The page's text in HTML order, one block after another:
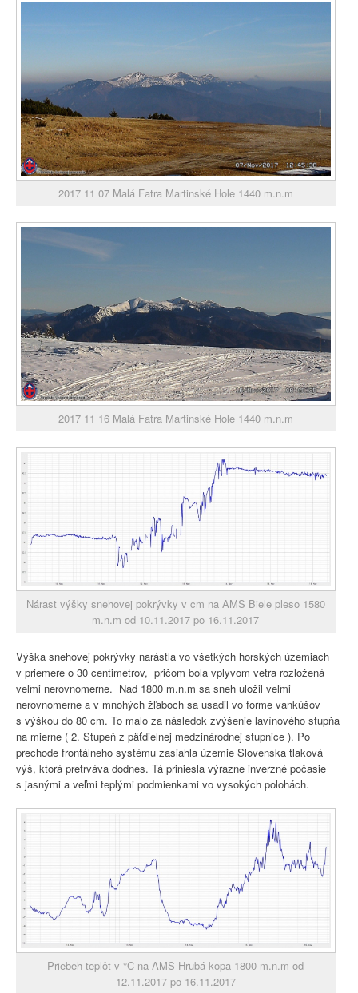
2017 11 07 Malá Fatra Martinské Hole 1440 m.n.m
2017 11 16 Malá Fatra Martinské Hole 1440 m.n.m
Nárast výšky snehovej pokrývky v cm na AMS Biele pleso 1580
m.n.m od 10.11.2017 po 16.11.2017
Výška snehovej pokrývky narástla vo všetkých horských územiach
v priemere o 30 centimetrov, pričom bola vplyvom vetra rozložená
veľmi nerovnomerne. Nad 1800 m.n.m sa sneh uložil veľmi
nerovnomerne a v mnohých žľaboch sa usadil vo forme vankúšov
s výškou do 80 cm. To malo za následok zvýšenie lavínového stupňa
na mierne ( 2. Stupeň z päťdielnej medzinárodnej stupnice ). Po
prechode frontálneho systému zasiahla územie Slovenska tlaková
výš, ktorá pretrváva dodnes. Tá priniesla výrazne inverzné počasie
s jasnými a veľmi teplými podmienkami vo vysokých polohách.
Priebeh teplôt v °C na AMS Hrubá kopa 1800 m.n.m od
12.11.2017 po 16.11.2017